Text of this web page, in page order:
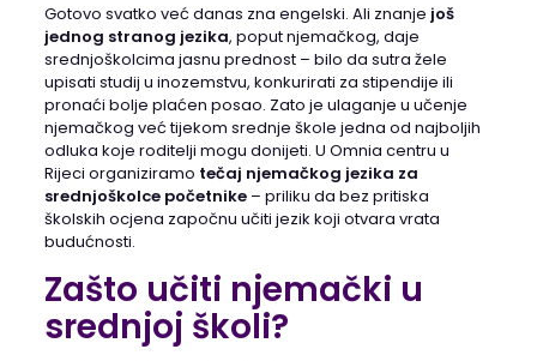
Gotovo svatko već danas zna engelski. Ali znanje još
jednog stranog jezika, poput njemačkog, daje
srednjoškolcima jasnu prednost – bilo da sutra žele
upisati studij u inozemstvu, konkurirati za stipendije ili
pronaći bolje plaćen posao. Zato je ulaganje u učenje
njemačkog već tijekom srednje škole jedna od najboljih
odluka koje roditelji mogu donijeti. U Omnia centru u
Rijeci organiziramo tečaj njemačkog jezika za
srednjoškolce početnike– priliku da bez pritiska
školskih ocjena započnu učiti jezik koji otvara vrata
budućnosti.
Zašto učiti njemački u
srednjoj školi?